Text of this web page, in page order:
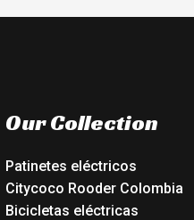
Our Collection
Patinetes eléctricos
Citycoco Rooder Colombia
Bicicletas eléctricas